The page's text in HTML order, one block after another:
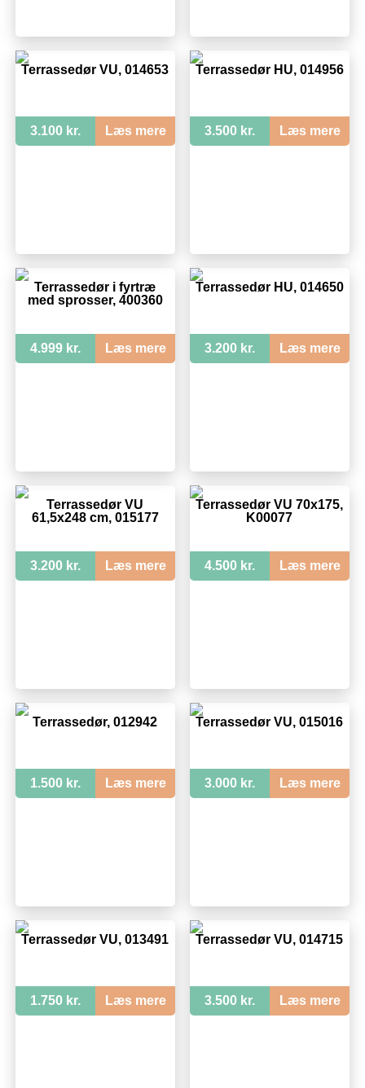
Terrassedør VU, 014653
3.100 kr. Læs mere
Terrassedør HU, 014956
3.500 kr. Læs mere
Terrassedør i fyrtræ
med sprosser, 400360
4.999 kr. Læs mere
Terrassedør HU, 014650
3.200 kr. Læs mere
Terrassedør VU
61,5x248 cm, 015177
3.200 kr. Læs mere
Terrassedør VU 70x175,
K00077
4.500 kr. Læs mere
Terrassedør, 012942
1.500 kr. Læs mere
Terrassedør VU, 015016
3.000 kr. Læs mere
Terrassedør VU, 013491
1.750 kr. Læs mere
Terrassedør VU, 014715
3.500 kr. Læs mere